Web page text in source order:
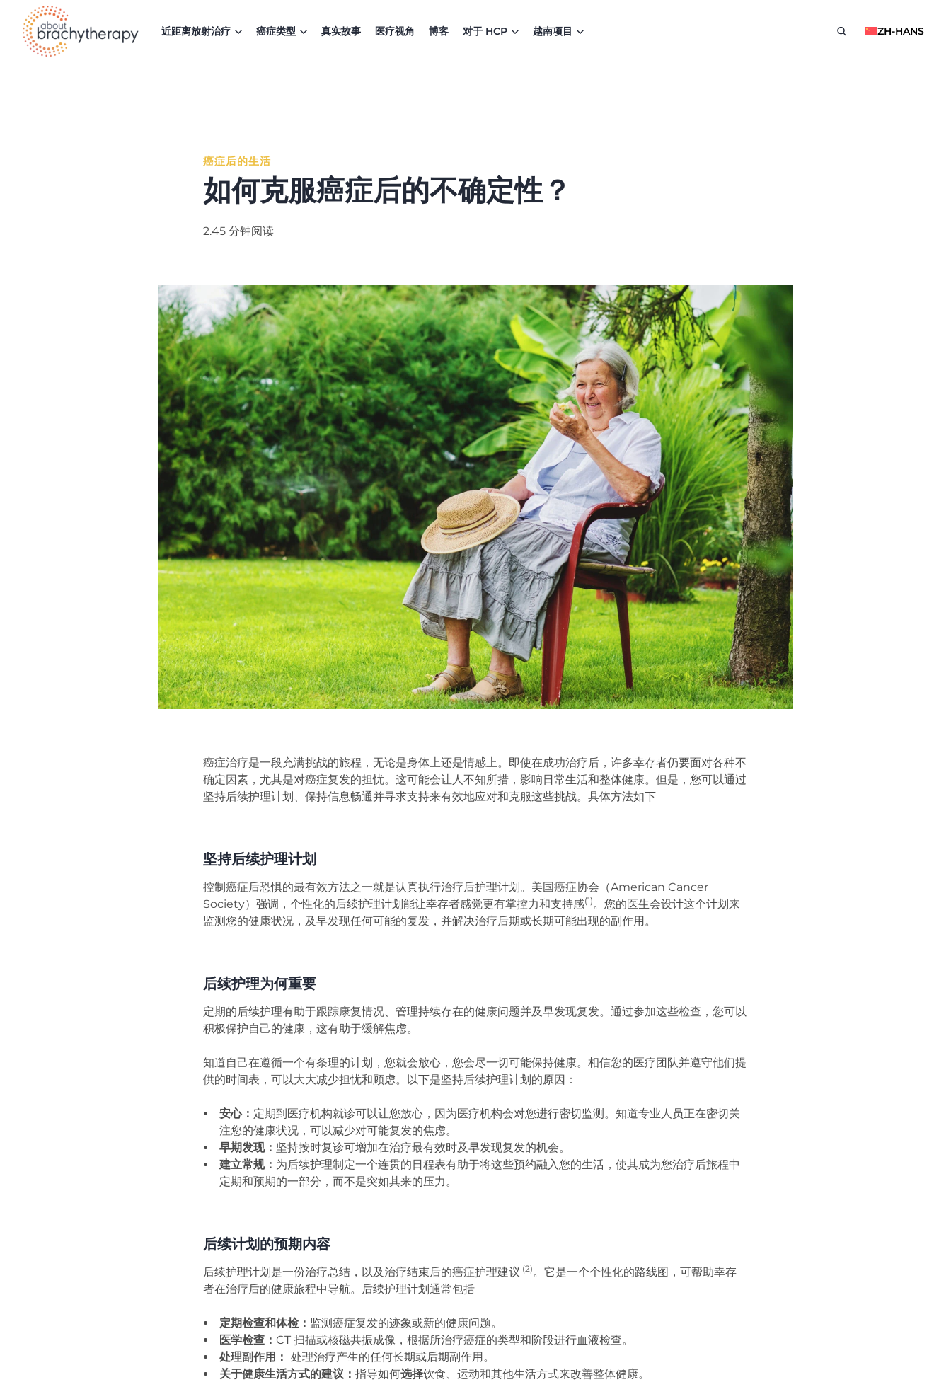
Skip to content
近距离放射治疗 癌症类型 真实故事 医疗视角 博客 对于 HCP 越南项目 ZH-HANS
癌症后的生活
如何克服癌症后的不确定性？
2.45 分钟阅读
癌症治疗是一段充满挑战的旅程，无论是身体上还是情感上。即使在成功治疗后，许多幸存者仍要面对各种不
确定因素，尤其是对癌症复发的担忧。这可能会让人不知所措，影响日常生活和整体健康。但是，您可以通过
坚持后续护理计划、保持信息畅通并寻求支持来有效地应对和克服这些挑战。具体方法如下
坚持后续护理计划
控制癌症后恐惧的最有效方法之一就是认真执行治疗后护理计划。美国癌症协会（American Cancer
Society）强调，个性化的后续护理计划能让幸存者感觉更有掌控力和支持感(1) 。您的医生会设计这个计划来
监测您的健康状况，及早发现任何可能的复发，并解决治疗后期或长期可能出现的副作用。
后续护理为何重要
定期的后续护理有助于跟踪康复情况、管理持续存在的健康问题并及早发现复发。通过参加这些检查，您可以
积极保护自己的健康，这有助于缓解焦虑。
知道自己在遵循一个有条理的计划，您就会放心，您会尽一切可能保持健康。相信您的医疗团队并遵守他们提
供的时间表，可以大大减少担忧和顾虑。以下是坚持后续护理计划的原因：
安心： 定期到医疗机构就诊可以让您放心，因为医疗机构会对您进行密切监测。知道专业人员正在密切关
注您的健康状况，可以减少对可能复发的焦虑。
早期发现： 坚持按时复诊可增加在治疗最有效时及早发现复发的机会。
建立常规： 为后续护理制定一个连贯的日程表有助于将这些预约融入您的生活，使其成为您治疗后旅程中
定期和预期的一部分，而不是突如其来的压力。
后续计划的预期内容
后续护理计划是一份治疗总结，以及治疗结束后的癌症护理建议 (2) 。它是一个个性化的路线图，可帮助幸存
者在治疗后的健康旅程中导航。后续护理计划通常包括
定期检查和体检： 监测癌症复发的迹象或新的健康问题。
医学检查：CT 扫描或核磁共振成像，根据所治疗癌症的类型和阶段进行血液检查。
处理副作用：处理治疗产生的任何长期或后期副作用。
关于健康生活方式的建议：指导如何选择饮食、运动和其他生活方式来改善整体健康。